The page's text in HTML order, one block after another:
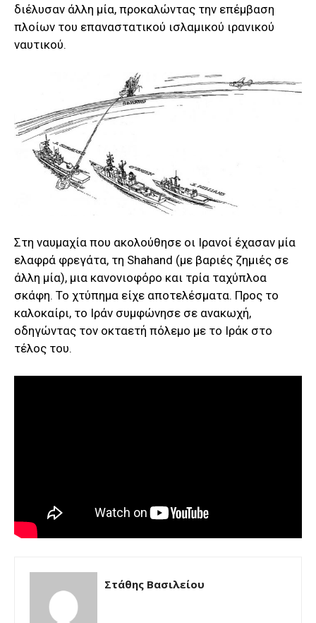
διέλυσαν άλλη μία, προκαλώντας την επέμβαση
πλοίων του επαναστατικού ισλαμικού ιρανικού
ναυτικού.
Στη ναυμαχία που ακολούθησε οι Ιρανοί έχασαν μία
ελαφρά φρεγάτα, τη Shahand (με βαριές ζημιές σε
άλλη μία), μια κανονιοφόρο και τρία ταχύπλοα
σκάφη. Το χτύπημα είχε αποτελέσματα. Προς το
καλοκαίρι, το Ιράν συμφώνησε σε ανακωχή,
οδηγώντας τον οκταετή πόλεμο με το Ιράκ στο
τέλος του.
Στάθης Βασιλείου